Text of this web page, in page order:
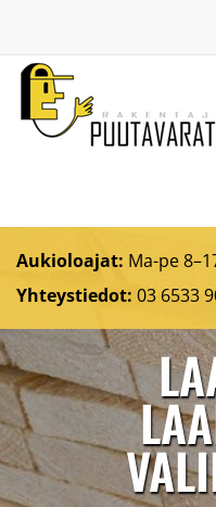
Aukioloajat: Ma-pe
Yhteystiedot: 03 6533